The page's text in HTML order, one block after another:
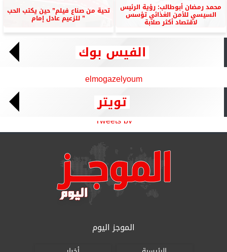
محمد رمضان أبوطالب: رؤية الرئيس
السيسي للأمن الغذائي تؤسس
لاقتصاد أكثر صلابة
تحية من صناع فيلم” حين يكتب الحب
” للزعيم عادل إمام
الفيس بوك
elmogazelyoum
تويتر
Tweets by
الموجز اليوم